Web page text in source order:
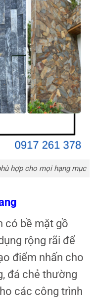
hợp cho mọi hạng mục
có bề mặt gồ
rộng rãi để
điểm nhấn cho
đá chẻ thường
các công trình